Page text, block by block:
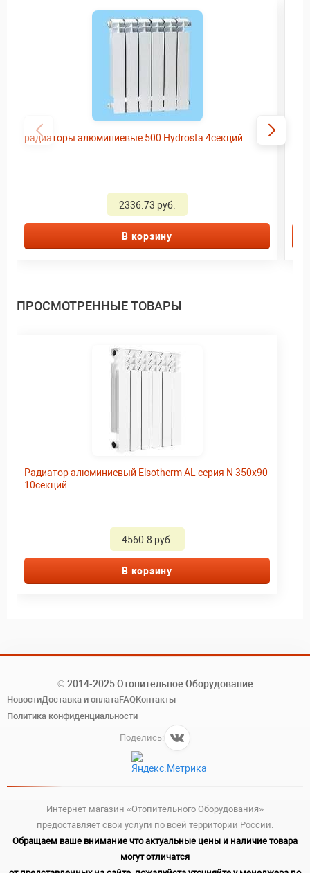
радиаторы алюминиевые 500 Hydrosta 4секций
2336.73 руб.
В корзину
ПРОСМОТРЕННЫЕ ТОВАРЫ
Радиатор алюминиевый Elsotherm AL серия N 350х90
10секций
4560.8 руб.
В корзину
© 2014-2025 Отопительное Оборудование
НовостиДоставка и оплатаFAQКонтакты
Политика конфиденциальности
Поделись:
Интернет магазин «Отопительного Оборудования»
предоставляет свои услуги по всей территории России.
Обращаем ваше внимание что актуальные цены и наличие товара
могут отличатся